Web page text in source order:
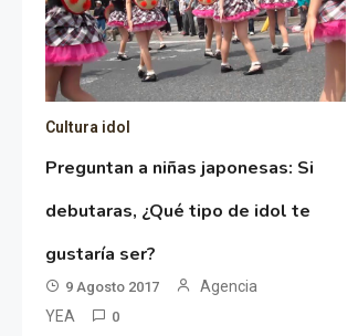
Cultura idol
Preguntan a niñas japonesas: Si
debutaras, ¿Qué tipo de idol te
gustaría ser?
9 Agosto 2017
Agencia
YEA
0